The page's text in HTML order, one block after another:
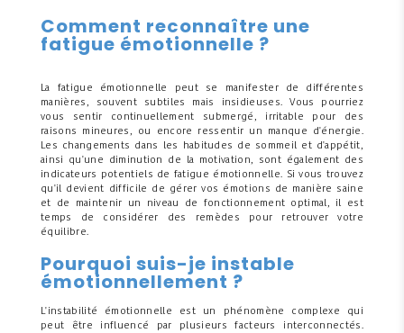
Comment reconnaître une
fatigue émotionnelle ?
La fatigue émotionnelle peut se manifester de différentes
manières, souvent subtiles mais insidieuses. Vous pourriez
vous sentir continuellement submergé, irritable pour des
raisons mineures, ou encore ressentir un manque d'énergie.
Les changements dans les habitudes de sommeil et d'appétit,
ainsi qu'une diminution de la motivation, sont également des
indicateurs potentiels de fatigue émotionnelle. Si vous trouvez
qu'il devient difficile de gérer vos émotions de manière saine
et de maintenir un niveau de fonctionnement optimal, il est
temps de considérer des remèdes pour retrouver votre
équilibre.
Pourquoi suis-je instable
émotionnellement ?
L'instabilité émotionnelle est un phénomène complexe qui
peut être influencé par plusieurs facteurs interconnectés.